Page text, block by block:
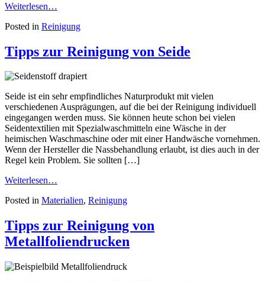
Weiterlesen…
Posted in Reinigung
Tipps zur Reinigung von Seide
Seide ist ein sehr empfindliches Naturprodukt mit vielen
verschiedenen Ausprägungen, auf die bei der Reinigung individuell
eingegangen werden muss. Sie können heute schon bei vielen
Seidentextilien mit Spezialwaschmitteln eine Wäsche in der
heimischen Waschmaschine oder mit einer Handwäsche vornehmen.
Wenn der Hersteller die Nassbehandlung erlaubt, ist dies auch in der
Regel kein Problem. Sie sollten […]
Weiterlesen…
Posted in Materialien, Reinigung
Tipps zur Reinigung von
Metallfoliendrucken